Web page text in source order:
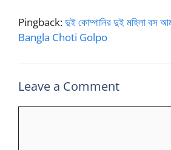
Pingback:দুই কোম্পানির দুই মহিলা বস
Bangla Choti Golpo
Leave a Comment